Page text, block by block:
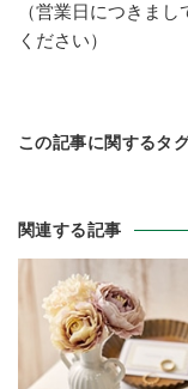
（営業日につきま
ください）
この記事に関するタ
関連する記事